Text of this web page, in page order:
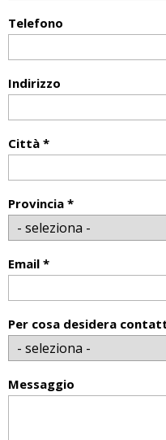
Telefono
Indirizzo
Città *
Provincia *
Email *
Per cosa desidera
Messaggio